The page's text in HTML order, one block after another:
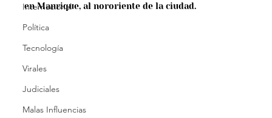
Internacional
Política
Tecnología
Virales
Judiciales
Malas Influencias
en Manrique, al nororiente de la ciudad.